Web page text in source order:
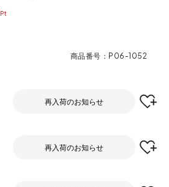
商品番号 P06-1052
再入荷のお知らせ
再入荷のお知らせ